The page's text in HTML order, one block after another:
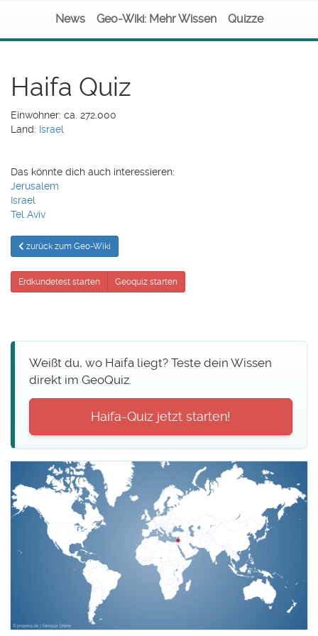
News Geo-Wiki: Mehr Wissen Quizze
Haifa Quiz
Einwohner: ca. 272.000
Land: Israel
Das könnte dich auch interessieren:
Jerusalem
Israel
Tel Aviv
zurück zum Geo-Wiki
Erdkundetest starten Geoquiz starten
Weißt du, wo Haifa liegt? Teste dein Wissen
direkt im GeoQuiz.
Haifa-Quiz jetzt starten!